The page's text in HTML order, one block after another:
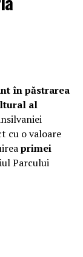
în păstrarea
al
cu o valoare
primei
Parcului